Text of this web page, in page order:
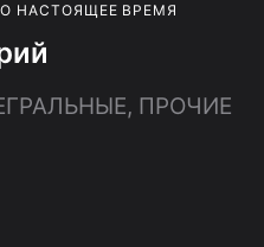
НАСТОЯЩЕЕ ВРЕМЯ
ПРОЧИЕ